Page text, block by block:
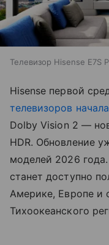
Телевизор Hisense E7S
Hisense первой
телевизоров начала
Dolby Vision 2 —
HDR. Обновление
моделей 2026
станет доступно
Америке, Европе и
Тихоокеанского